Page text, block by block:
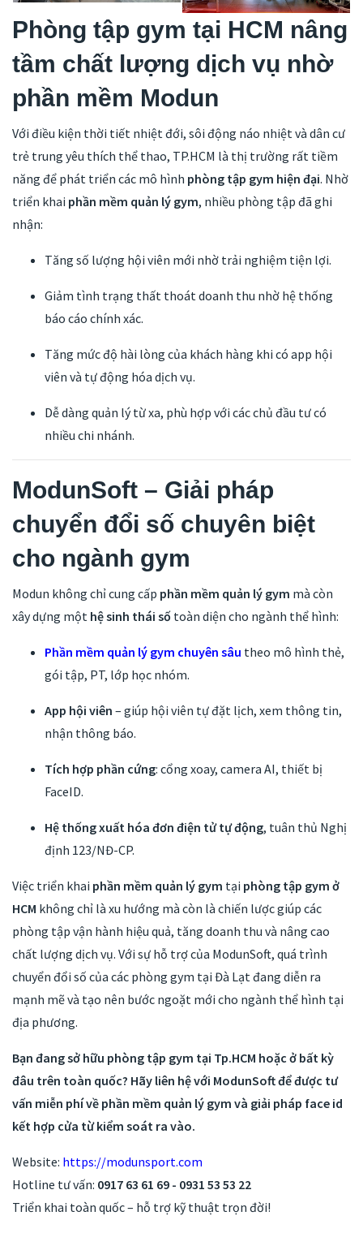
Phòng tập gym tại HCM nâng
tầm chất lượng dịch vụ nhờ
phần mềm Modun
Với điều kiện thời tiết nhiệt đới, sôi động náo nhiệt và dân cư
trẻ trung yêu thích thể thao, TP.HCM là thị trường rất tiềm
năng để phát triển các mô hình phòng tập gym hiện đại. Nhờ
triển khai phần mềm quản lý gym, nhiều phòng tập đã ghi
nhận:
Tăng số lượng hội viên mới nhờ trải nghiệm tiện lợi.
Giảm tình trạng thất thoát doanh thu nhờ hệ thống
báo cáo chính xác.
Tăng mức độ hài lòng của khách hàng khi có app hội
viên và tự động hóa dịch vụ.
Dễ dàng quản lý từ xa, phù hợp với các chủ đầu tư có
nhiều chi nhánh.
ModunSoft – Giải pháp
chuyển đổi số chuyên biệt
cho ngành gym
Modun không chỉ cung cấp phần mềm quản lý gym mà còn
xây dựng một hệ sinh thái số toàn diện cho ngành thể hình:
Phần mềm quản lý gym chuyên sâu theo mô hình thẻ,
gói tập, PT, lớp học nhóm.
App hội viên – giúp hội viên tự đặt lịch, xem thông tin,
nhận thông báo.
Tích hợp phần cứng: cổng xoay, camera AI, thiết bị
FaceID.
Hệ thống xuất hóa đơn điện tử tự động, tuân thủ Nghị
định 123/NĐ-CP.
Việc triển khai phần mềm quản lý gym tại phòng tập gym ở
HCM không chỉ là xu hướng mà còn là chiến lược giúp các
phòng tập vận hành hiệu quả, tăng doanh thu và nâng cao
chất lượng dịch vụ. Với sự hỗ trợ của ModunSoft, quá trình
chuyển đổi số của các phòng gym tại Đà Lạt đang diễn ra
mạnh mẽ và tạo nên bước ngoặt mới cho ngành thể hình tại
địa phương.
Bạn đang sở hữu phòng tập gym tại Tp.HCM hoặc ở bất kỳ
đâu trên toàn quốc? Hãy liên hệ với ModunSoft để được tư
vấn miễn phí về phần mềm quản lý gym và giải pháp face id
kết hợp cửa từ kiểm soát ra vào.
Website: https://modunsport.com
Hotline tư vấn: 0917 63 61 69 - 0931 53 53 22
Triển khai toàn quốc – hỗ trợ kỹ thuật trọn đời!